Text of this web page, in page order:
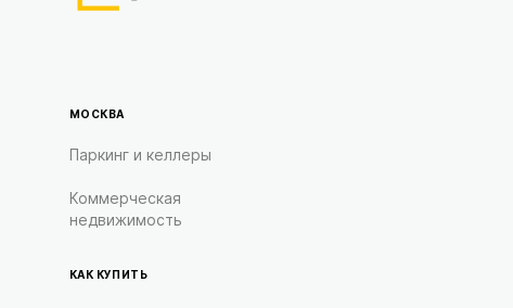
МОСКВА
Паркинг и келлеры
Коммерческая
недвижимость
КАК КУПИТЬ